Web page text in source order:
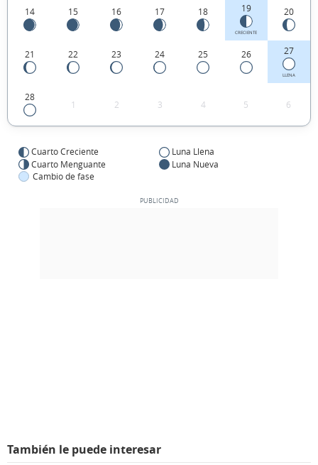
14 15 16 17 18 19
CRECIENTE
20
21 22 23 24 25 26 27
LLENA
28
1 2 3 4 5 6
Cuarto Creciente
Luna Llena
Cuarto Menguante
Luna Nueva
Cambio de fase
También le puede interesar